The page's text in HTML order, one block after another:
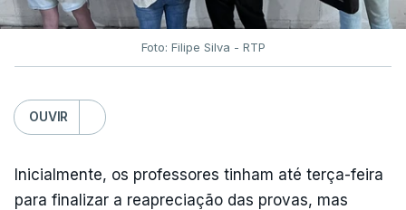
Foto: Filipe Silva - RTP
OUVIR
Inicialmente, os professores tinham até terça-feira
para finalizar a reapreciação das provas, mas